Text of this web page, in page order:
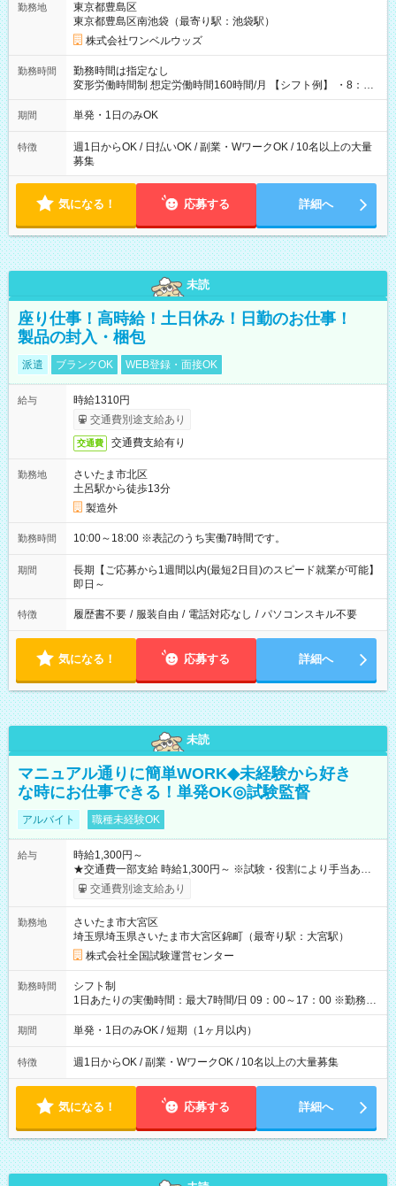
勤務地
東京都豊島区
東京都豊島区南池袋（最寄り駅：池袋駅）
株式会社ワンベルウッズ
勤務時間
勤務時間は指定なし
変形労働時間制 想定労働時間160時間/月 【シフト例】 ・8：00
～21：00
期間 単発・1日のみOK
特徴
週1日からOK / 日払いOK / 副業・WワークOK / 10名以上の大量
募集
気になる！ 応募する 詳細へ
未読
座り仕事！高時給！土日休み！日勤のお仕事！
製品の封入・梱包
派遣 ブランクOK WEB登録・面接OK
給与
時給1310円
交通費別途支給あり
交通費 交通費支給有り
勤務地
さいたま市北区
土呂駅から徒歩13分
製造外
勤務時間 10:00～18:00 ※表記のうち実働7時間です。
期間
長期【ご応募から1週間以内(最短2日目)のスピード就業が可能】
即日～
特徴 履歴書不要 / 服装自由 / 電話対応なし / パソコンスキル不要
気になる！ 応募する 詳細へ
未読
マニュアル通りに簡単WORK◆未経験から好き
な時にお仕事できる！単発OK◎試験監督
アルバイト 職種未経験OK
給与
時給1,300円～
★交通費一部支給 時給1,300円～ ※試験・役割により手当あり
※勤務回数により昇給あり 【即給（前払い）オプションあ
り！】 希望される場合、勤務から1週間ほどで給与の一部を受け
例】 ・河合塾模擬試験 8:30～17:30（休憩1時間） 時給1,300円
×8時間＝日収10,400円＋交通費 ※当日の役割により時給＋100
円の場合あり ・国家試験 7:00～13:30（休憩なし） 時給1,300
円（役割手当＋100円）×6時間＝日収8,400円＋交通費 【試用期
間】試用期間なし
交通費別途支給あり
勤務地
さいたま市大宮区
埼玉県埼玉県さいたま市大宮区錦町（最寄り駅：大宮駅）
株式会社全国試験運営センター
勤務時間
シフト制
1日あたりの実働時間：最大7時間/日 09：00～17：00 ※勤務時
間は 試験により異なります。
期間 単発・1日のみOK / 短期（1ヶ月以内）
特徴 週1日からOK / 副業・WワークOK / 10名以上の大量募集
気になる！ 応募する 詳細へ